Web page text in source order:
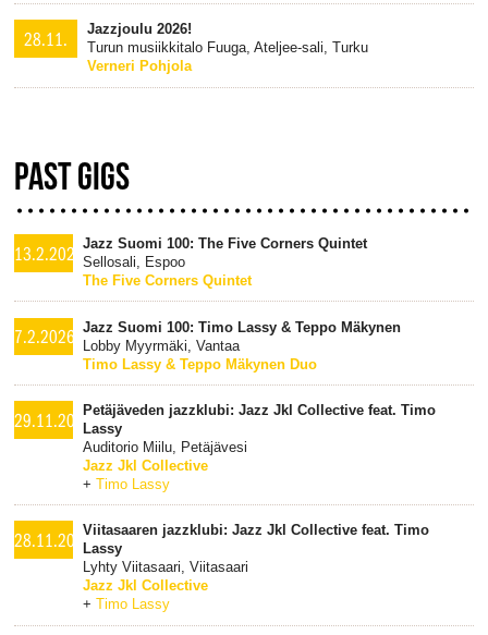
28.11.
Jazzjoulu 2026!
Turun musiikkitalo Fuuga, Ateljee-sali, Turku
Verneri Pohjola
PAST GIGS
13.2.2026Jazz Suomi 100: The Five Corners Quintet
Sellosali, Espoo
The Five Corners Quintet
7.2.2026
Jazz Suomi 100: Timo Lassy & Teppo Mäkynen
Lobby Myyrmäki, Vantaa
Timo Lassy & Teppo Mäkynen Duo
29.11.2025Petäjäveden jazzklubi: Jazz Jkl Collective feat. Timo
Lassy
Auditorio Miilu, Petäjävesi
Jazz Jkl Collective
+Timo Lassy
28.11.2025Viitasaaren jazzklubi: Jazz Jkl Collective feat. Timo
Lassy
Lyhty Viitasaari, Viitasaari
Jazz Jkl Collective
+Timo Lassy